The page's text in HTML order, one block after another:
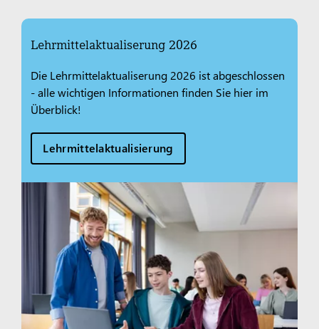
Lehrmittelaktualiserung 2026
Die Lehrmittelaktualiserung 2026 ist abgeschlossen
- alle wichtigen Informationen finden Sie hier im
Überblick!
Lehrmittelaktualisierung